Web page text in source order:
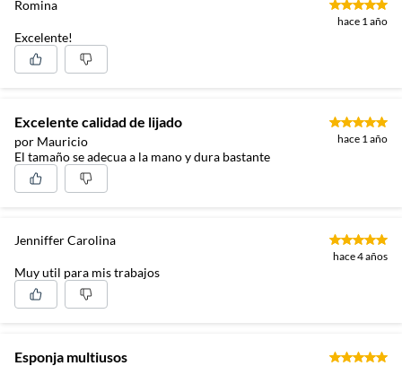
Romina
hace 1 año
Excelente!
Excelente calidad de lijado
por Mauricio hace 1 año
El tamaño se adecua a la mano y dura bastante
Jenniffer Carolina
hace 4 años
Muy util para mis trabajos
Esponja multiusos